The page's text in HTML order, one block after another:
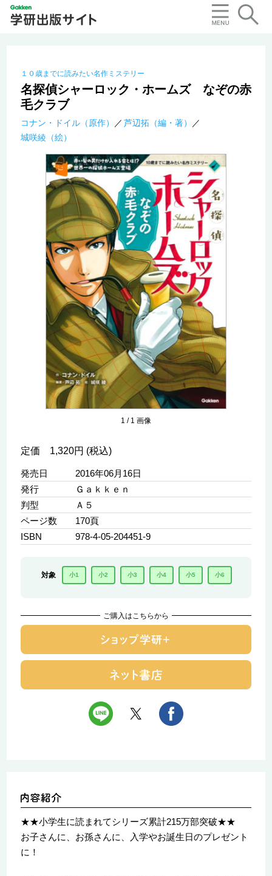
１０歳までに読みたい名作ミステリー
名探偵シャーロック・ホームズ なぞの赤
毛クラブ
コナン・ドイル（原作）
芦辺拓（編・著）
城咲綾（絵）
1 / 1 画像
定価 1,320円 (税込)
発売日
2016年06月16日
発行
Ｇａｋｋｅｎ
判型
Ａ５
ページ数
170頁
ISBN
978-4-05-204451-9
対象 小1 小2 小3 小4 小5 小6
ご購入はこちらから
★★小学生に読まれてシリーズ累計215万部突破★★
お子さんに、お孫さんに、入学やお誕生日のプレゼント
に！